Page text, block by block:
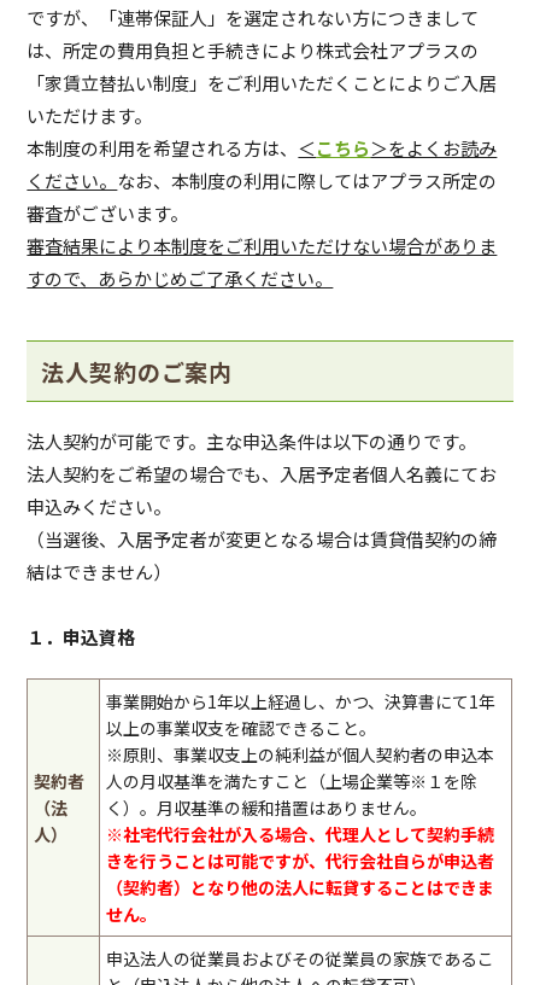
ですが、「連帯保証人」を選定されない方につきまして
は、所定の費用負担と手続きにより株式会社アプラスの
「家賃立替払い制度」をご利用いただくことによりご入居
いただけます。
本制度の利用を希望される方は、 ＜こちら＞をよくお読み
ください。 なお、本制度の利用に際してはアプラス所定の
審査がございます。
審査結果により本制度をご利用いただけない場合がありま
すので、あらかじめご了承ください。
法人契約のご案内
法人契約が可能です。主な申込条件は以下の通りです。
法人契約をご希望の場合でも、入居予定者個人名義にてお
申込みください。
（当選後、入居予定者が変更となる場合は賃貸借契約の締
結はできません）
１．申込資格
契約者
（法
人）
事業開始から1年以上経過し、かつ、決算書にて1年
以上の事業収支を確認できること。
※原則、事業収支上の純利益が個人契約者の申込本
人の月収基準を満たすこと（上場企業等※１を除
く）。月収基準の緩和措置はありません。
※社宅代行会社が入る場合、代理人として契約手続
きを行うことは可能ですが、代行会社自らが申込者
（契約者）となり他の法人に転貸することはできま
せん。
申込法人の従業員およびその従業員の家族であるこ